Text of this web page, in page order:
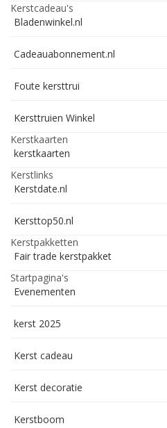
Kerstcadeau's
Bladenwinkel.nl
Cadeauabonnement.nl
Foute kersttrui
Kersttruien Winkel
Kerstkaarten
kerstkaarten
Kerstlinks
Kerstdate.nl
Kersttop50.nl
Kerstpakketten
Fair trade kerstpakket
Startpagina's
Evenementen
kerst 2025
Kerst cadeau
Kerst decoratie
Kerstboom